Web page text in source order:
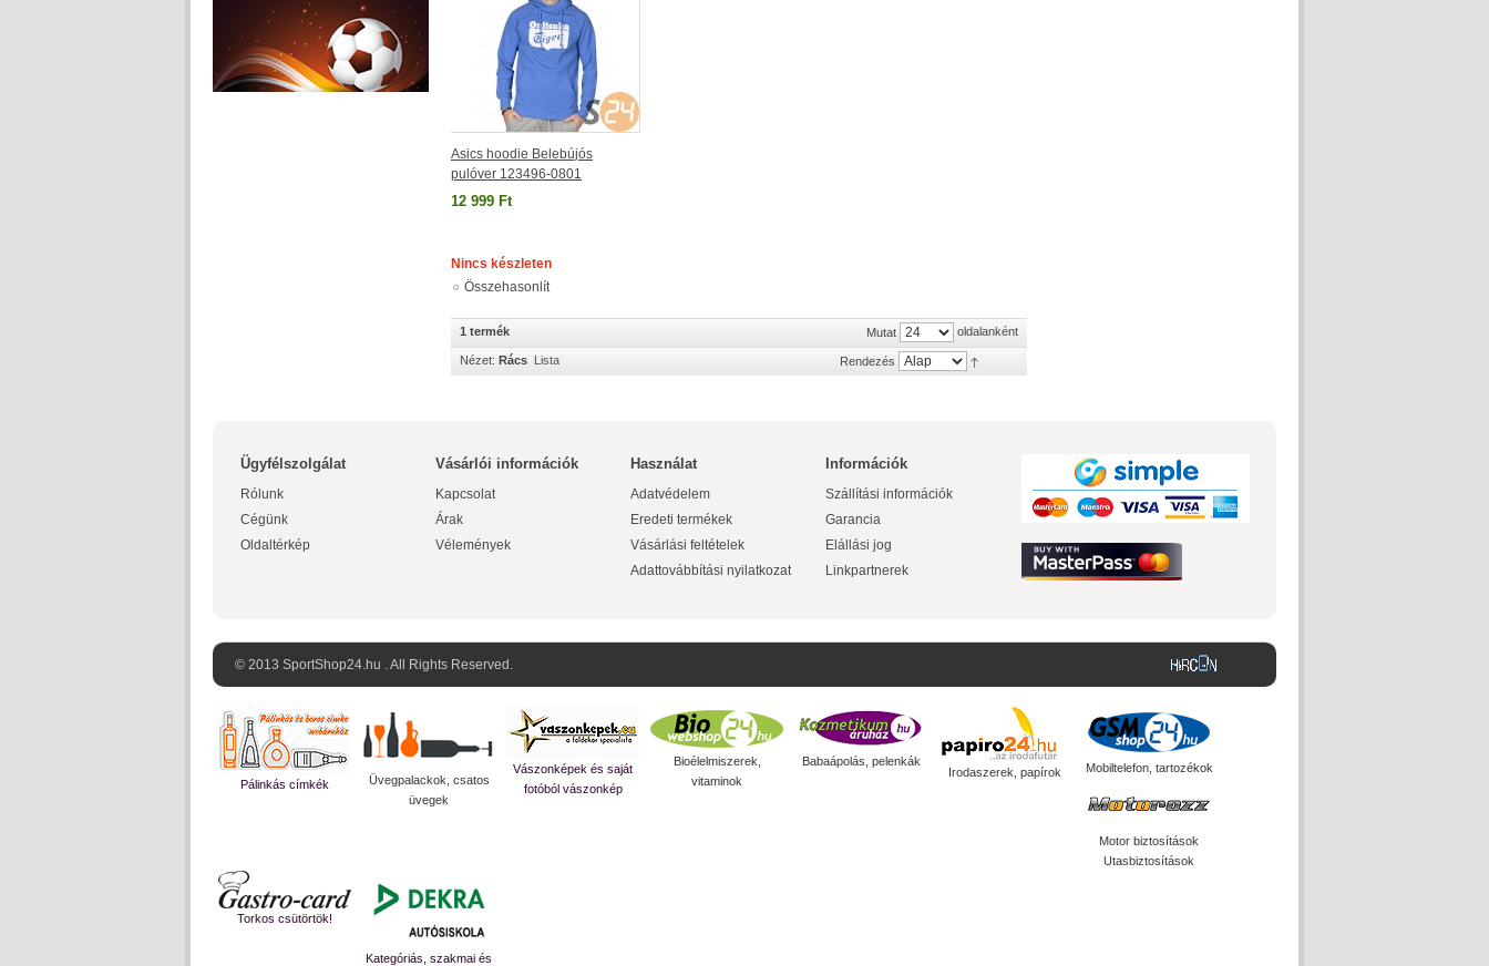
Asics hoodie Belebújós
pulóver 123496-0801
12 999 Ft
Nincs készleten
Összehasonlít
1 termék Mutat oldalanként
Nézet: Rács Lista Rendezés
Ügyfélszolgálat
Rólunk
Cégünk
Oldaltérkép
Vásárlói információk
Kapcsolat
Árak
Vélemények
Használat
Adatvédelem
Eredeti termékek
Vásárlási feltételek
Adattovábbítási nyilatkozat
Információk
Szállítási információk
Garancia
Elállási jog
Linkpartnerek
© 2013 SportShop24.hu . All Rights Reserved.
Pálinkás címkék
Üvegpalackok, csatos
üvegek
Vászonképek és saját
fotóból vászonkép
Bioélelmiszerek,
vitaminok
Babaápolás, pelenkák
Irodaszerek, papírok
Mobiltelefon, tartozékok
Motor biztosítások
Utasbiztosítások
Torkos csütörtök!
Kategóriás, szakmai és